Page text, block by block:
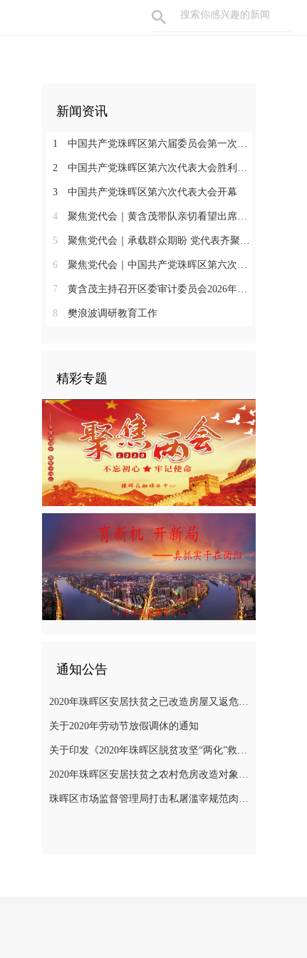
新闻资讯
1 中国共产党珠晖区第六届委员会第一次全体会议召开
2 中国共产党珠晖区第六次代表大会胜利闭幕
3 中国共产党珠晖区第六次代表大会开幕
4 聚焦党代会｜黄含茂带队亲切看望出席珠晖区第六次党代会的代表
5 聚焦党代会｜承载群众期盼 党代表齐聚报到
6 聚焦党代会｜中国共产党珠晖区第六次代表大会召开各代表团召集人会议
7 黄含茂主持召开区委审计委员会2026年第一次会议
8 樊浪波调研教育工作
精彩专题
通知公告
2020年珠晖区安居扶贫之已改造房屋又返危需改造对象公示
关于2020年劳动节放假调休的通知
关于印发《2020年珠晖区脱贫攻坚“两化”救助帮扶实施方案》的通知
2020年珠晖区安居扶贫之农村危房改造对象公示
珠晖区市场监督管理局打击私屠滥宰规范肉品市场秩序专项整治行动方案